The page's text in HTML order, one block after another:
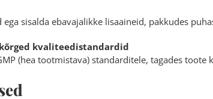
sisalda ebavajalikke lisaaineid, pakkudes
kvaliteedistandardid
(hea tootmistava) standarditele, tagades toote